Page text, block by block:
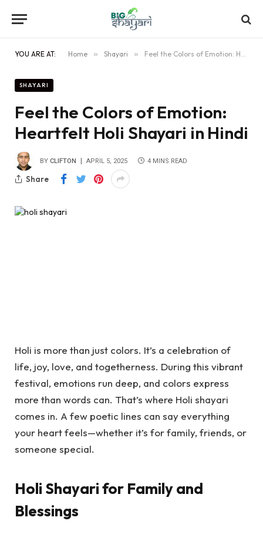
YOU ARE AT: Home » Shayari » Feel the Colors of Emotion: Heartfelt Holi Shayari in Hindi
SHAYARI
Feel the Colors of Emotion:
Heartfelt Holi Shayari in Hindi
BY CLIFTON APRIL 5, 2025 4 MINS READ
Share
Holi is more than just colors. It’s a celebration of
life, joy, love, and togetherness. During this vibrant
festival, emotions run deep, and colors express
more than words can. That’s where Holi shayari
comes in. A few poetic lines can say everything
your heart feels—whether it’s for family, friends, or
someone special.
Holi Shayari for Family and
Blessings